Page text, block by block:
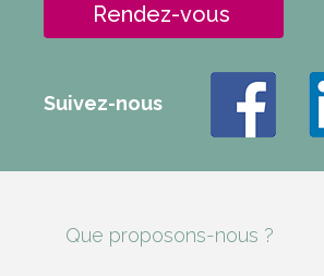
Rendez-vous
Suivez-nous
Que proposons-nous ?